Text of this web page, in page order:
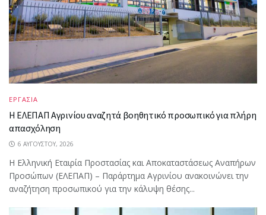
ΕΡΓΑΣΙΑ
Η ΕΛΕΠΑΠ Αγρινίου αναζητά βοηθητικό προσωπικό για πλήρη
απασχόληση
6 ΑΥΓΟΎΣΤΟΥ, 2026
Η Ελληνική Εταιρία Προστασίας και Αποκαταστάσεως Αναπήρων
Προσώπων (ΕΛΕΠΑΠ) – Παράρτημα Αγρινίου ανακοινώνει την
αναζήτηση προσωπικού για την κάλυψη θέσης...